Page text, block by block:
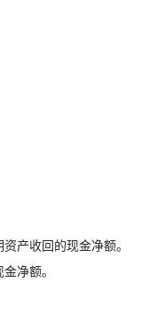
产收回的现金净额。
净额。